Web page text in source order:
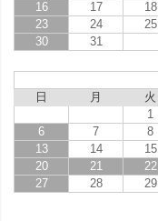
16
17 18
23
24 25
30
31
日
月 火
1
6
7 8
13
14 15
20
21 22
27
28 29